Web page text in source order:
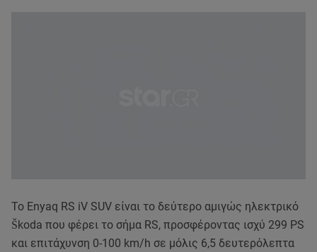
Το Enyaq RS iV SUV είναι το δεύτερο αμιγώς ηλεκτρικό
Škoda που φέρει το σήμα RS, προσφέροντας ισχύ 299 PS
και επιτάχυνση 0-100 km/h σε μόλις 6,5 δευτερόλεπτα